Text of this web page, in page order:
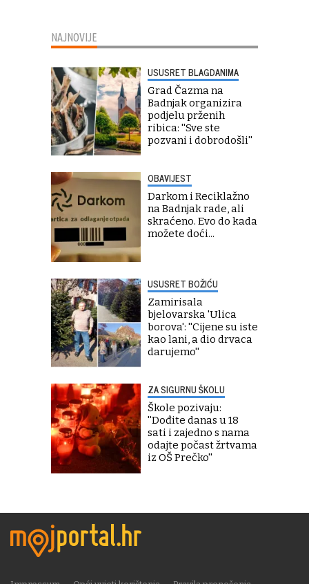
NAJNOVIJE
USUSRET BLAGDANIMA
Grad Čazma na
Badnjak organizira
podjelu prženih
ribica: ''Sve ste
pozvani i dobrodošli''
OBAVIJEST
Darkom i Reciklažno
na Badnjak rade, ali
skraćeno. Evo do kada
možete doći...
USUSRET BOŽIĆU
Zamirisala
bjelovarska 'Ulica
borova': ''Cijene su iste
kao lani, a dio drvaca
darujemo''
ZA SIGURNU ŠKOLU
Škole pozivaju:
''Dođite danas u 18
sati i zajedno s nama
odajte počast žrtvama
iz OŠ Prečko''